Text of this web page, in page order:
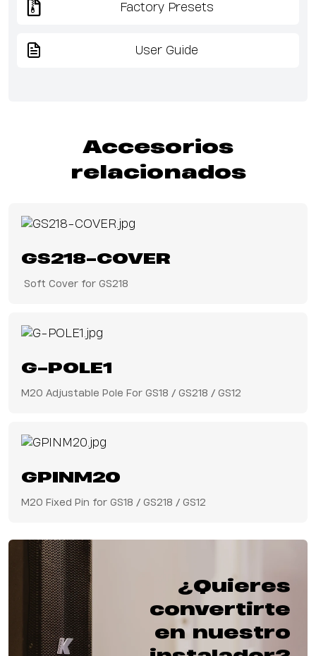
Factory Presets
User Guide
Accesorios
relacionados
GS218-COVER
Soft Cover for GS218
G-POLE1
M20 Adjustable Pole For GS18 / GS218 / GS12
GPINM20
M20 Fixed Pin for GS18 / GS218 / GS12
¿Quieres
convertirte
en nuestro